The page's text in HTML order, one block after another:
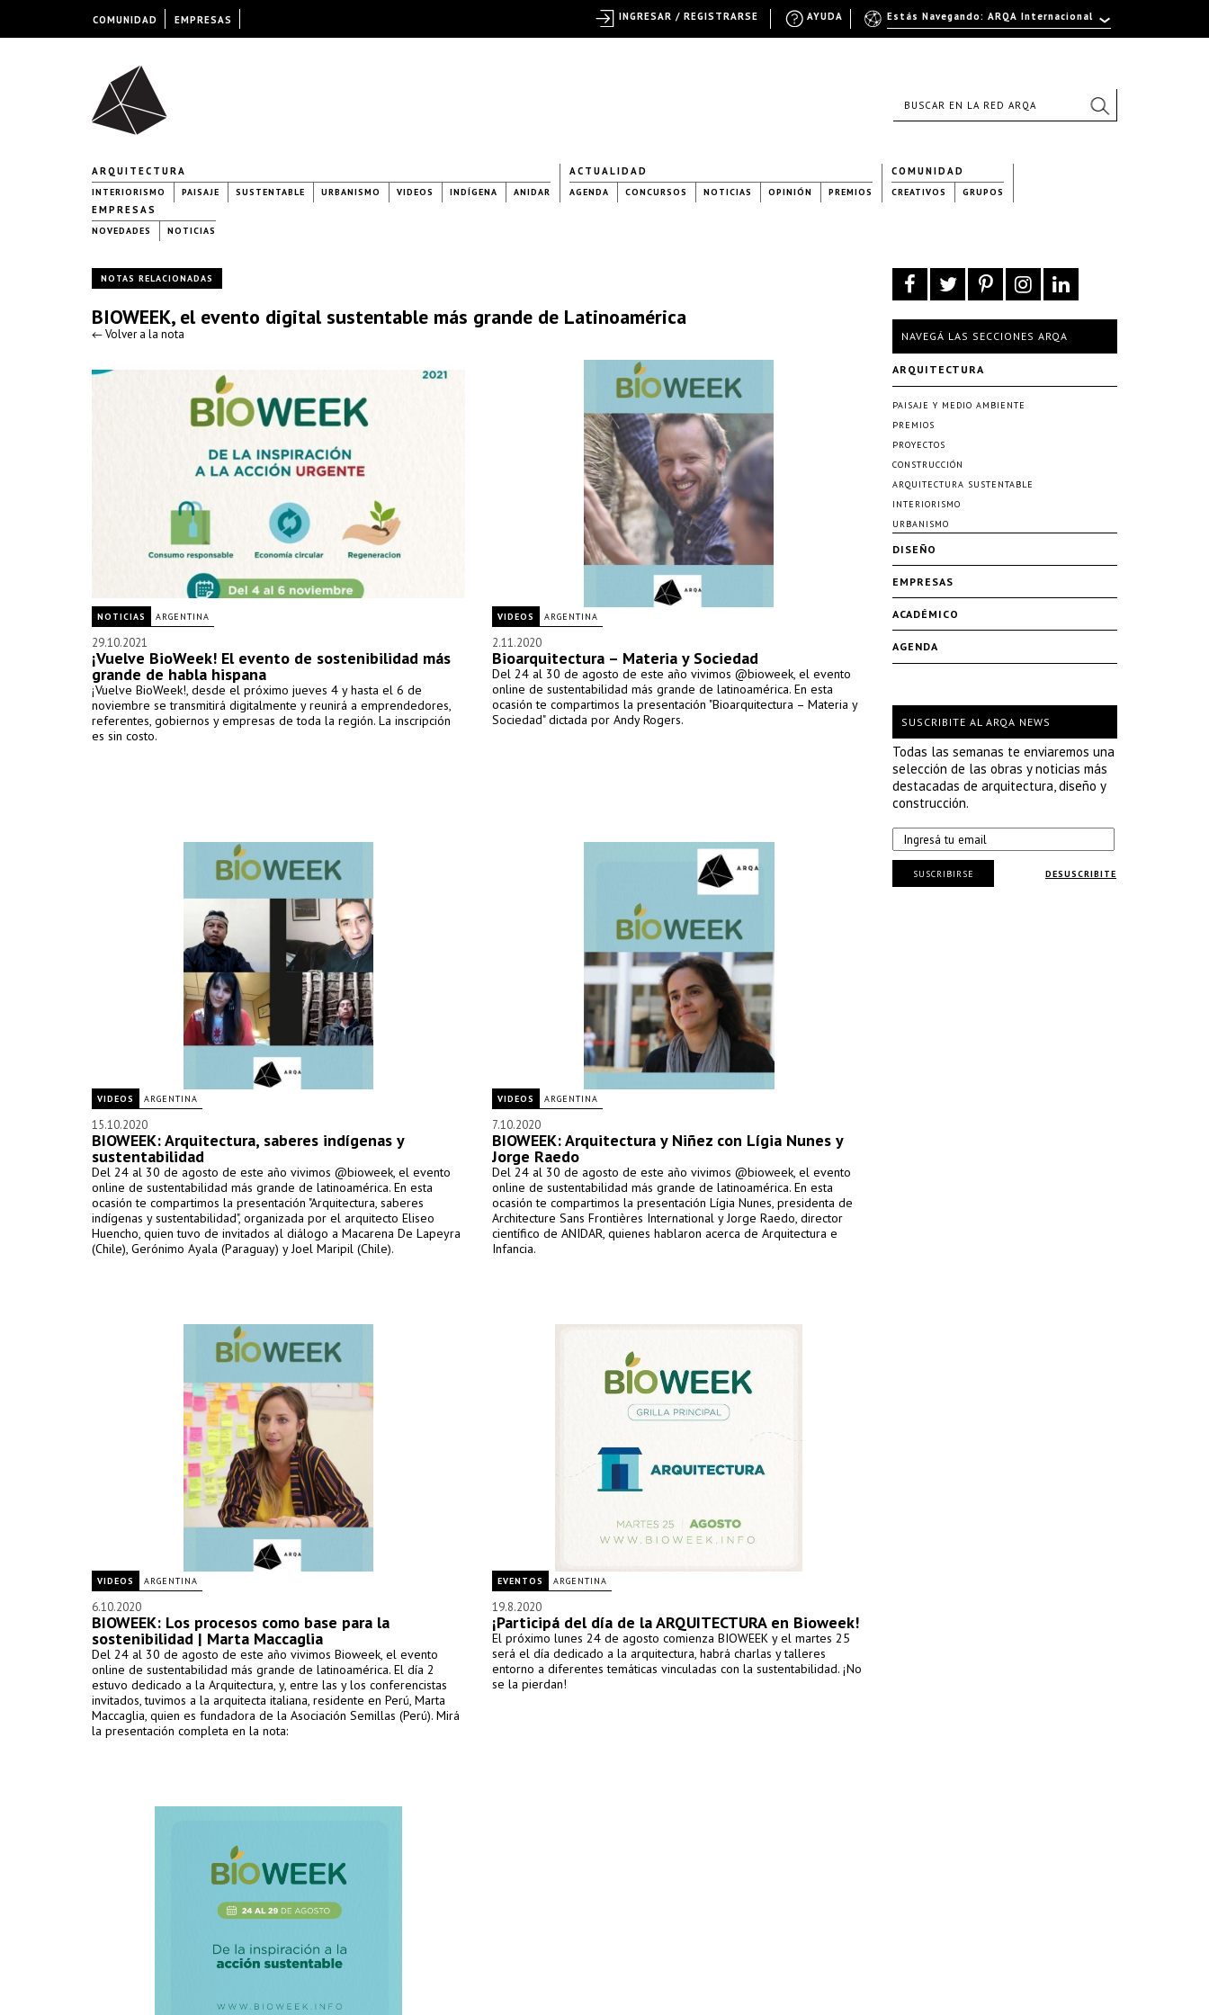
ARQUITECTURA
INTERIORISMO PAISAJE SUSTENTABLE URBANISMO VIDEOS INDÍGENA ANIDAR
ACTUALIDAD
AGENDA CONCURSOS NOTICIAS OPINIÓN PREMIOS
COMUNIDAD
CREATIVOS GRUPOS
EMPRESAS
NOVEDADES NOTICIAS
NOTAS RELACIONADAS
BIOWEEK, el evento digital sustentable más grande de Latinoamérica
← Volver a la nota
NOTICIAS ARGENTINA
29.10.2021
¡Vuelve BioWeek! El evento de sostenibilidad más
grande de habla hispana
¡Vuelve BioWeek!, desde el próximo jueves 4 y hasta el 6 de
noviembre se transmitirá digitalmente y reunirá a emprendedores,
referentes, gobiernos y empresas de toda la región. La inscripción
es sin costo.
VIDEOS ARGENTINA
2.11.2020
Bioarquitectura – Materia y Sociedad
Del 24 al 30 de agosto de este año vivimos @bioweek, el evento
online de sustentabilidad más grande de latinoamérica. En esta
ocasión te compartimos la presentación "Bioarquitectura – Materia y
Sociedad" dictada por Andy Rogers.
VIDEOS ARGENTINA
15.10.2020
BIOWEEK: Arquitectura, saberes indígenas y
sustentabilidad
Del 24 al 30 de agosto de este año vivimos @bioweek, el evento
online de sustentabilidad más grande de latinoamérica. En esta
ocasión te compartimos la presentación "Arquitectura, saberes
indígenas y sustentabilidad", organizada por el arquitecto Eliseo
Huencho, quien tuvo de invitados al diálogo a Macarena De Lapeyra
(Chile), Gerónimo Ayala (Paraguay) y Joel Maripil (Chile).
VIDEOS ARGENTINA
7.10.2020
BIOWEEK: Arquitectura y Niñez con Lígia Nunes y
Jorge Raedo
Del 24 al 30 de agosto de este año vivimos @bioweek, el evento
online de sustentabilidad más grande de latinoamérica. En esta
ocasión te compartimos la presentación Lígia Nunes, presidenta de
Architecture Sans Frontières International y Jorge Raedo, director
científico de ANIDAR, quienes hablaron acerca de Arquitectura e
Infancia.
VIDEOS ARGENTINA
6.10.2020
BIOWEEK: Los procesos como base para la
sostenibilidad | Marta Maccaglia
Del 24 al 30 de agosto de este año vivimos Bioweek, el evento
online de sustentabilidad más grande de latinoamérica. El día 2
estuvo dedicado a la Arquitectura, y, entre las y los conferencistas
invitados, tuvimos a la arquitecta italiana, residente en Perú, Marta
Maccaglia, quien es fundadora de la Asociación Semillas (Perú). Mirá
la presentación completa en la nota:
EVENTOS ARGENTINA
19.8.2020
¡Participá del día de la ARQUITECTURA en Bioweek!
El próximo lunes 24 de agosto comienza BIOWEEK y el martes 25
será el día dedicado a la arquitectura, habrá charlas y talleres
entorno a diferentes temáticas vinculadas con la sustentabilidad. ¡No
se la pierdan!
NAVEGÁ LAS SECCIONES ARQA
ARQUITECTURA
PAISAJE Y MEDIO AMBIENTE
PREMIOS
PROYECTOS
CONSTRUCCIÓN
ARQUITECTURA SUSTENTABLE
INTERIORISMO
URBANISMO
DISEÑO
EMPRESAS
ACADÉMICO
AGENDA
SUSCRIBITE AL ARQA NEWS
Todas las semanas te enviaremos una
selección de las obras y noticias más
destacadas de arquitectura, diseño y
construcción.
DESUSCRIBITE
SUSCRIBIRSE
COMUNIDAD EMPRESAS Estás Navegando: ARQA Internacional
AYUDA
INGRESAR / REGISTRARSE